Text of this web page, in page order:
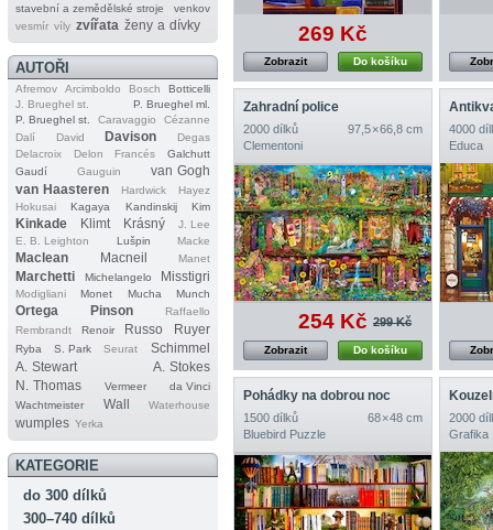
stavební a zemědělské stroje
venkov
vesmír víly zvířata ženy a dívky
AUTOŘI
Afremov Arcimboldo Bosch
Botticelli
J. Brueghel st.
P. Brueghel ml.
P. Brueghel st.
Caravaggio
Cézanne
Dalí
David Davison
Degas
Delacroix
Delon Francés
Galchutt
Gaudí
Gauguin
van Gogh
van Haasteren
Hardwick
Hayez
Hokusai
Kagaya Kandinskij Kim
Kinkade Klimt Krásný
J. Lee
E. B. Leighton
Lušpin Macke
Maclean Macneil Manet
Marchetti Michelangelo Misstigri
Modigliani Monet Mucha Munch
Ortega Pinson
Raffaello
Rembrandt
Renoir Russo Ruyer
Ryba S. Park Seurat
Schimmel
A. Stewart
A. Stokes
N. Thomas
Vermeer
da Vinci
Wachtmeister
Wall Waterhouse
wumples Yerka
KATEGORIE
do 300 dílků
300–740 dílků
269 Kč
Do košíku
Zobrazit
Zahradní police
2000 dílků
97,5 × 66,8 cm
Clementoni
254 Kč 299 Kč
Do košíku
Zobrazit
4000
Educa
Pohádky na dobrou noc
1500 dílků
68 × 48 cm
Bluebird Puzzle
2000
Grafika